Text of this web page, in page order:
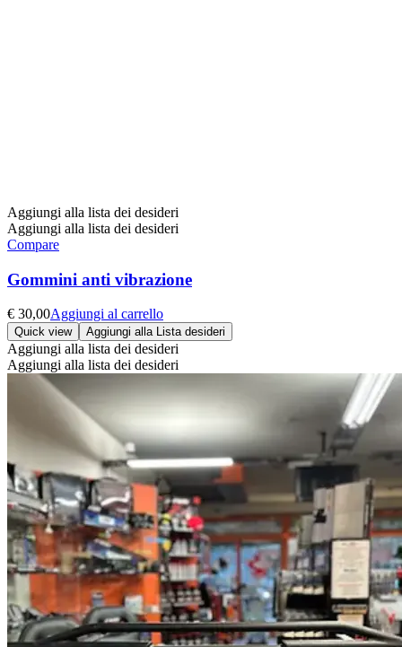
Aggiungi alla lista dei desideri
Aggiungi alla lista dei desideri
Compare
Gommini anti vibrazione
€ 30,00Aggiungi al carrello
Quick view Aggiungi alla Lista desideri
Aggiungi alla lista dei desideri
Aggiungi alla lista dei desideri